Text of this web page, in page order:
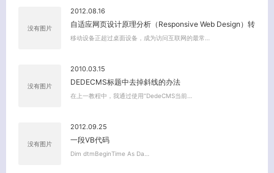
没有图片
2012.08.16
自适应网页设计原理分析（Responsive Web Design）转
移动设备正超过桌面设备，成为访问互联网的最常…
没有图片
2010.03.15
DEDECMS标题中去掉斜线的办法
在上一教程中，我通过使用“DedeCMS当前…
没有图片
2012.09.25
一段VB代码
Dim dtmBeginTime As Da…